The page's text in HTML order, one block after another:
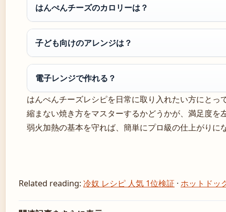
はんぺんチーズのカロリーは？
子ども向けのアレンジは？
電子レンジで作れる？
はんぺんチーズレシピを日常に取り入れたい方にとっ
縮まない焼き方をマスターするかどうかが、満足度を
弱火加熱の基本を守れば、簡単にプロ級の仕上がりに
Related reading:冷奴 レシピ 人気 1位検証 ·ホットドッ